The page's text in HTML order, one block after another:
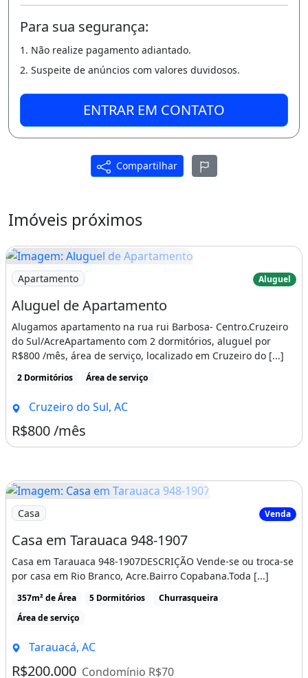
Para sua segurança:
1. Não realize pagamento adiantado.
2. Suspeite de anúncios com valores duvidosos.
ENTRAR EM CONTATO
Compartilhar
Imóveis próximos
Imagem: Aluguel de Apartamento
Apartamento Aluguel
Aluguel de Apartamento
Alugamos apartamento na rua rui Barbosa- Centro.Cruzeiro
do Sul/AcreApartamento com 2 dormitórios, aluguel por
R$800 /mês, área de serviço, localizado em Cruzeiro do [...]
2 Dormitórios Área de serviço
Cruzeiro do Sul, AC
R$800 /mês
Imagem: Casa em Tarauaca 948-1907
Casa Venda
Casa em Tarauaca 948-1907
Casa em Tarauaca 948-1907DESCRIÇÃO Vende-se ou troca-se
por casa em Rio Branco, Acre.Bairro Copabana.Toda [...]
357m² de Área 5 Dormitórios
Churrasqueira
Área de serviço
Tarauacá, AC
R$200.000 Condomínio R$70